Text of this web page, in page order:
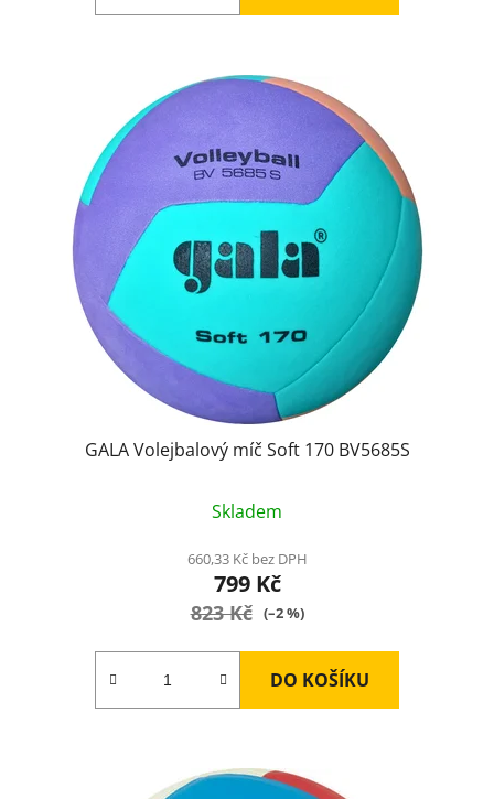
GALA Volejbalový míč Soft 170 BV5685S
Skladem
660,33 Kč bez DPH
799 Kč
823 Kč (–2 %)
DO KOŠÍKU